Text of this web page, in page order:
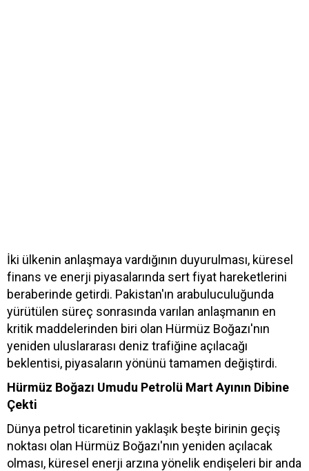
İki ülkenin anlaşmaya vardığının duyurulması, küresel
finans ve enerji piyasalarında sert fiyat hareketlerini
beraberinde getirdi. Pakistan'ın arabuluculuğunda
yürütülen süreç sonrasında varılan anlaşmanın en
kritik maddelerinden biri olan Hürmüz Boğazı'nın
yeniden uluslararası deniz trafiğine açılacağı
beklentisi, piyasaların yönünü tamamen değiştirdi.
Hürmüz Boğazı Umudu Petrolü Mart Ayının Dibine
Çekti
Dünya petrol ticaretinin yaklaşık beşte birinin geçiş
noktası olan Hürmüz Boğazı'nın yeniden açılacak
olması, küresel enerji arzına yönelik endişeleri bir anda